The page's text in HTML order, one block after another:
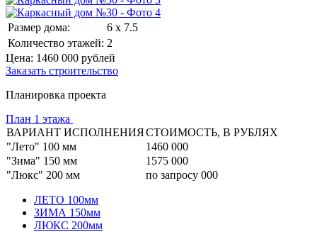
Размер дома:
6 x 7.5
Количество этажей: 2
Цена: 1460 000 рублей
Заказать строительство
Планировка проекта
План 1 этажа
ВАРИАНТ ИСПОЛНЕНИЯСТОИМОСТЬ, В РУБЛЯХ
"Лето" 100 мм
1460 000
"Зима" 150 мм
1575 000
"Люкс" 200 мм
по запросу 000
ЛЕТО 100мм
ЗИМА 150мм
ЛЮКС 200мм